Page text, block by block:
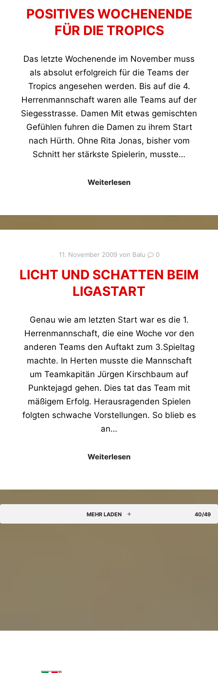
POSITIVES WOCHENENDE
FÜR DIE TROPICS
Das letzte Wochenende im November muss
als absolut erfolgreich für die Teams der
Tropics angesehen werden. Bis auf die 4.
Herrenmannschaft waren alle Teams auf der
Siegesstrasse. Damen Mit etwas gemischten
Gefühlen fuhren die Damen zu ihrem Start
nach Hürth. Ohne Rita Jonas, bisher vom
Schnitt her stärkste Spielerin, musste…
Weiterlesen
11. November 2009von Balu 0
LICHT UND SCHATTEN BEIM
LIGASTART
Genau wie am letzten Start war es die 1.
Herrenmannschaft, die eine Woche vor den
anderen Teams den Auftakt zum 3.Spieltag
machte. In Herten musste die Mannschaft
um Teamkapitän Jürgen Kirschbaum auf
Punktejagd gehen. Dies tat das Team mit
mäßigem Erfolg. Herausragenden Spielen
folgten schwache Vorstellungen. So blieb es
an…
Weiterlesen
MEHR LADEN 40/49